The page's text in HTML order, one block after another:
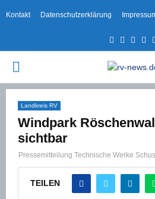
Kontakt Datenschutzerklärung
Facebook
Twitter
PRIMARY
MENU
Landkreis RV
Windpark
sichtbar
Pressemitteilung Technische Werke
TEILEN